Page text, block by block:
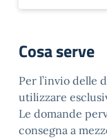
Cosa serve
Per l’invio delle
utilizzare
Le domande
consegna a